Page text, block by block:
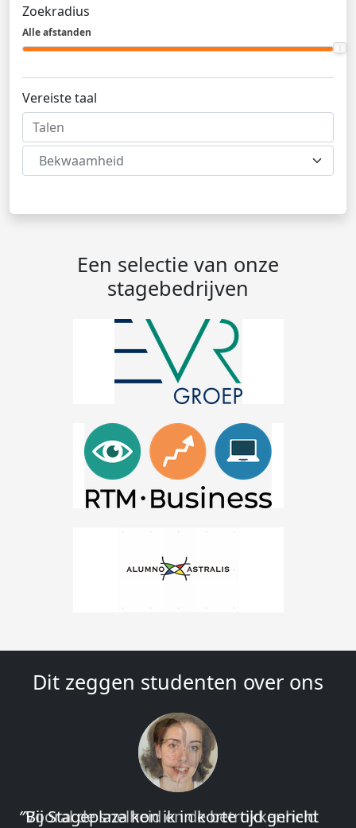
Zoekradius
Alle afstanden
Vereiste taal
Bekwaamheid
Een selectie van onze
stagebedrijven
Dit zeggen studenten over ons
″Vooral de snelheid en de betrokkenheid